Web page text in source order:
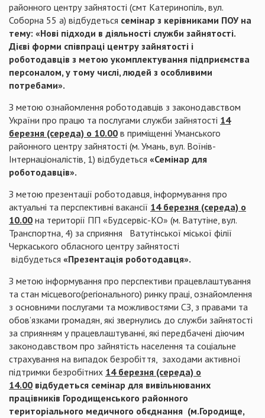
районного центру зайнятості (смт Катеринопіль, вул.
Соборна 55 а) відбудеться семінар з керівниками ПОУ на
тему: «Нові підходи в діяльності служби зайнятості.
Дієві форми співпраці центру зайнятості і
роботодавців з метою укомплектування підприємства
персоналом, у тому числі, людей з особливими
потребами».
З метою ознайомлення роботодавців з законодавством
України про працю та послугами служби зайнятості 14
березня (середа) о 10.00 в приміщенні Уманського
районного центру зайнятості (м. Умань, вул. Воїнів-
Інтернаціоналістів, 1) відбудеться «Семінар для
роботодавців».
З метою презентації роботодавця, інформування про
актуальні та перспективні вакансії 14 березня (середа) о
10.00 на території ПП «Будсервіс-КО» (м. Ватутіне, вул.
Транспортна, 4) за сприяння Ватутінської міської філії
Черкаського обласного центру зайнятості
відбудеться «Презентація роботодавця».
З метою інформування про перспективи працевлаштування
та стан місцевого(регіонального) ринку праці, ознайомлення
з основними послугами та можливостями СЗ, з правами та
обов’язками громадян, які звернулись до служби зайнятості
за сприянням у працевлаштуванні, які передбачені діючим
законодавством про зайнятість населення та соціальне
страхування на випадок безробіття, заходами активної
підтримки безробітних 14 березня (середа) о
14.00 відбудеться семінар для вивільнюваних
працівників Городищенського районного
територіального медичного обєднання (м.Городище,